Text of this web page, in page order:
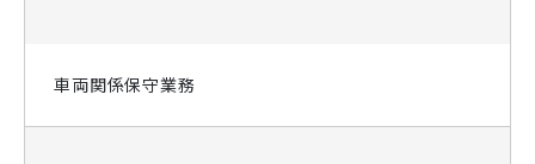
車両関係保守業務